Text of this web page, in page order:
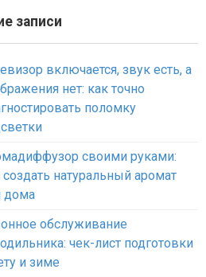
записи
включается, звук есть, а
нет: как точно
поломку
своими руками:
создать натуральный аромат
дома
обслуживание
чек-лист подготовки
и зиме